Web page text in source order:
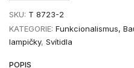
SKU: T 8723-2
KATEGORIE: Funkcionalismus,
lampičky, Svítidla
POPIS